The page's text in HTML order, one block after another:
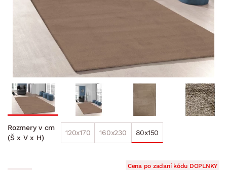
Rozmery v cm
(Š x V x H)
120x170 160x230 80x150
Cena po zadaní kódu DOPLNKY